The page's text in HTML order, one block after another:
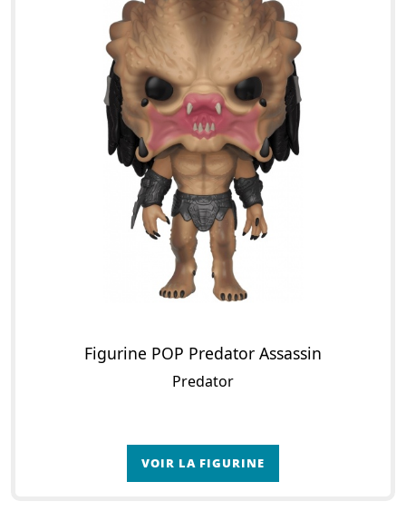
Figurine POP Predator Assassin
Predator
VOIR LA FIGURINE